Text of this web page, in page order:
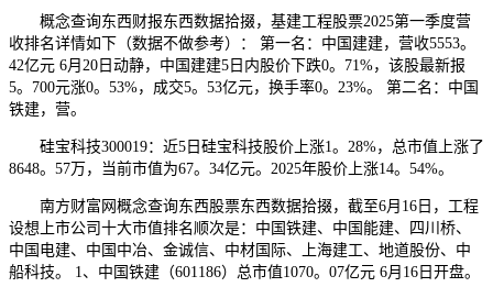
概念查询东西财报东西数据拾掇，基建工程股票2025第一季度营
收排名详情如下（数据不做参考）： 第一名：中国建建，营收5553。
42亿元 6月20日动静，中国建建5日内股价下跌0。71%，该股最新报
5。700元涨0。53%，成交5。53亿元，换手率0。23%。 第二名：中国
铁建，营。
硅宝科技300019：近5日硅宝科技股价上涨1。28%，总市值上涨了
8648。57万，当前市值为67。34亿元。2025年股价上涨14。54%。
南方财富网概念查询东西股票东西数据拾掇，截至6月16日，工程
设想上市公司十大市值排名顺次是：中国铁建、中国能建、四川桥、
中国电建、中国中冶、金诚信、中材国际、上海建工、地道股份、中
船科技。 1、中国铁建（601186）总市值1070。07亿元 6月16日开盘。